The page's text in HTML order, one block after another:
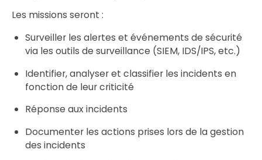
Les missions seront :
Surveiller les alertes et événements de sécurité
via les outils de surveillance (SIEM, IDS/IPS, etc.)
Identifier, analyser et classifier les incidents en
fonction de leur criticité
Réponse aux incidents
Documenter les actions prises lors de la gestion
des incidents